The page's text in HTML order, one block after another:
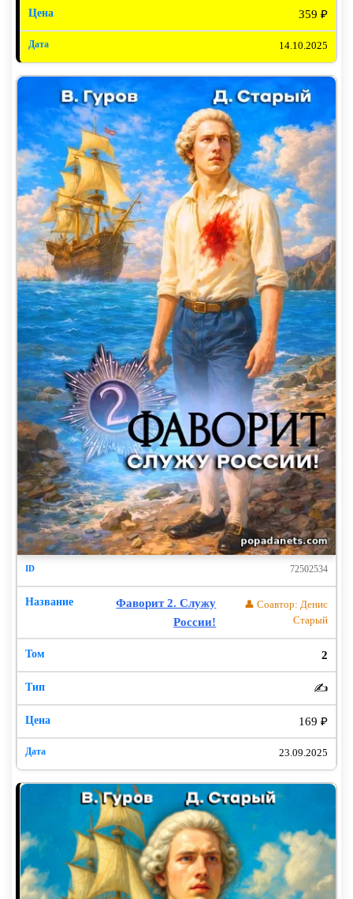
359 ₽
14.10.2025
72502534
Фаворит 2. Служу
России!
👤 Соавтор: Денис
Старый
2
✍️
169 ₽
23.09.2025